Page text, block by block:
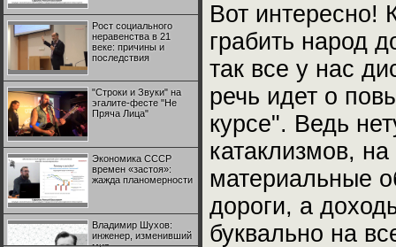
Рост социального
неравенства в 21
веке: причины и
последствия
"Строки и Звуки" на
эгалите-фесте "Не
Пряча Лица"
Экономика СССР
времен «застоя»:
жажда планомерности
Владимир Шухов:
инженер, изменивший
Вот интересно!
грабить народ
так все у нас
речь идет о
курсе". Ведь
катаклизмов,
материальные
дороги, а
буквально на